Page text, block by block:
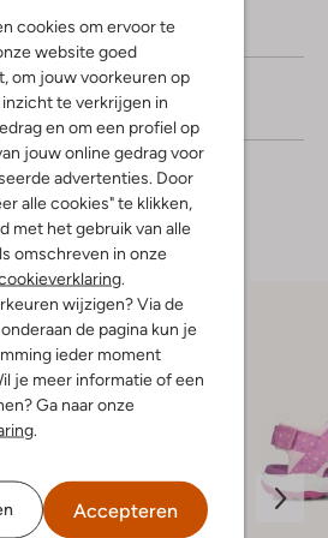
cookies om ervoor te
website goed
om jouw voorkeuren op
inzicht te verkrijgen in
en om een profiel op
jouw online gedrag voor
advertenties. Door
alle cookies" te klikken,
met het gebruik van alle
omschreven in onze
wijzigen? Via de
de pagina kun je
ieder moment
je meer informatie of een
Ga naar onze
Accepteren
Laatste maten